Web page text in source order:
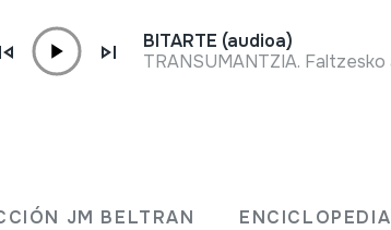
JM BELTRAN ENCICLOPEDIA
BITARTE (audioa)